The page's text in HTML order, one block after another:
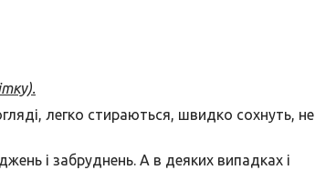
легко стираються, швидко сохнуть, не
і забруднень. А в деяких випадках і